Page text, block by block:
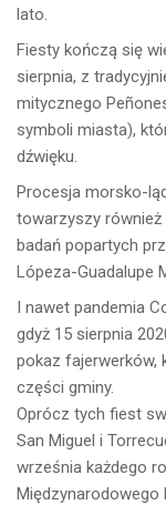
lato.
Fiesty kończą się
sierpnia, z
mitycznego
symboli miasta),
dźwięku.
Procesja morsko-
towarzyszy również
badań popartych
Lópeza-Guadalupe
I nawet pandemia
gdyż 15 sierpnia
pokaz fajerwerków,
części gminy.
Oprócz tych fiest
San Miguel i
września każdego
Międzynarodowego